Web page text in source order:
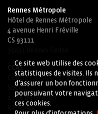
Ce site web utilise des
statistiques de visites. Ils
d'assurer un bon
poursuivant votre
ces cookies.
Rennes Métropole
Hôtel de Rennes Métropole
4 avenue Henri Fréville
CS 93111
CCAS
Centre Communal d'Action
Sociale
1 rue du Griffon
BP 90544